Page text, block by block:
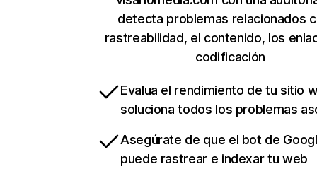
detecta problemas relacionados
rastreabilidad, el contenido, los
codificación
Evalua el rendimiento de tu sitio
soluciona todos los problemas
Asegúrate de que el bot de
puede rastrear e indexar tu web